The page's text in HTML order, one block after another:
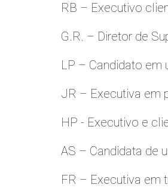
RB – Executivo
G.R. – Diretor de
LP – Candidato em
JR – Executiva em
HP - Executivo e
AS – Candidata de
FR – Executiva em